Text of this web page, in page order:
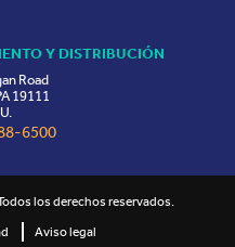
Y DISTRIBUCIÓN
Road
19111
6500
los derechos reservados.
Aviso legal